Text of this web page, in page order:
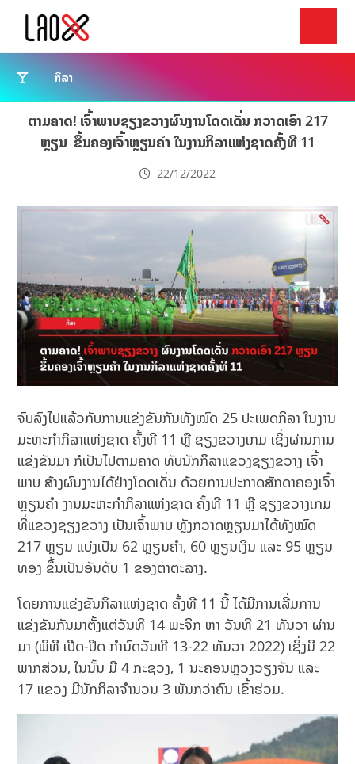
ກິລາ
ຕາມຄາດ! ເຈົ້າພາບຊຽງຂວາງຜົນງານໂດດເດັ່ນ ກວາດເອົາ 217
ຫຼຽນ ຂຶ້ນຄອງເຈົ້າຫຼຽນຄຳ ໃນງານກິລາແຫ່ງຊາດຄັ້ງທີ 11
22/12/2022
ຈົບລົງໄປແລ້ວກັບການແຂ່ງຂັນກັນທັງໝົດ 25 ປະເພດກິລາ ໃນງານ
ມະຫະກຳກິລາແຫ່ງຊາດ ຄັ້ງທີ 11 ຫຼື ຊຽງຂວາງເກມ ເຊິ່ງຜ່ານການ
ແຂ່ງຂັນມາ ກໍເປັນໄປຕາມຄາດ ທັບນັກກິລາແຂວງຊຽງຂວາງ ເຈົ້າ
ພາບ ສ້າງຜົນງານໄດ້ຢ່າງໂດດເດັ່ນ ດ້ວຍການປະກາດສັກດາຄອງເຈົ້າ
ຫຼຽນຄຳ ງານມະຫະກຳກິລາແຫ່ງຊາດ ຄັ້ງທີ 11 ຫຼື ຊຽງຂວາງເກມ
ທີ່ແຂວງຊຽງຂວາງ ເປັນເຈົ້າພາບ ຫຼັງກວາດຫຼຽນມາໄດ້ທັງໝົດ
217 ຫຼຽນ ແບ່ງເປັນ 62 ຫຼຽນຄຳ, 60 ຫຼຽນເງິນ ແລະ 95 ຫຼຽນ
ທອງ ຂຶ້ນເປັນອັນດັບ 1 ຂອງຕາຕະລາງ.
ໂດຍການແຂ່ງຂັນກິລາແຫ່ງຊາດ ຄັ້ງທີ 11 ນີ້ ໄດ້ມີການເລີ່ມການ
ແຂ່ງຂັນກັນມາຕັ້ງແຕ່ວັນທີ 14 ພະຈິກ ຫາ ວັນທີ 21 ທັນວາ ຜ່ານ
ມາ (ພິທີ ເປີດ-ປິດ ກຳນົດວັນທີ 13-22 ທັນວາ 2022) ເຊິ່ງມີ 22
ພາກສ່ວນ, ໃນນັ້ນ ມີ 4 ກະຊວງ, 1 ນະຄອນຫຼວງວຽງຈັນ ແລະ
17 ແຂວງ ມີນັກກິລາຈຳນວນ 3 ພັນກວ່າຄົນ ເຂົ້າຮ່ວມ.